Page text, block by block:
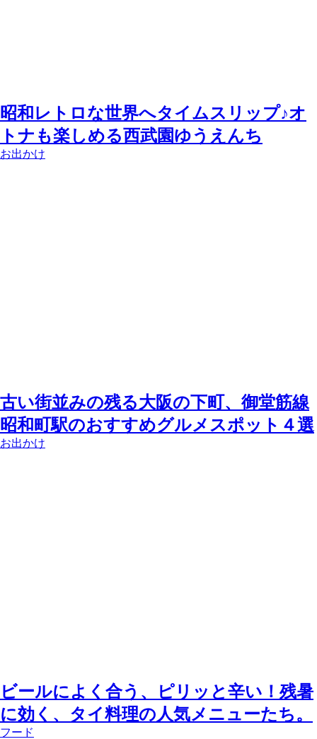
昭和レトロな世界へタイムスリップ♪オ
トナも楽しめる西武園ゆうえんち
お出かけ
古い街並みの残る大阪の下町、御堂筋線
昭和町駅のおすすめグルメスポット４選
お出かけ
ビールによく合う、ピリッと辛い！残暑
に効く、タイ料理の人気メニューたち。
フード